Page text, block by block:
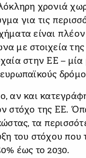
χρονιά
για τις
είναι
με στοιχεία
στην ΕΕ –
αν και
στόχο της ΕΕ.
τα
του στόχου
έως το 2030.